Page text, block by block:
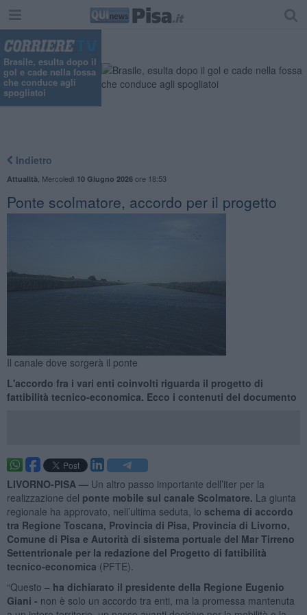
Brasile, esulta dopo il
gol e cade nella fossa
che conduce agli
spogliatoi
Indietro
Attualità Mercoledì 10 Giugno 2026ore 18:53
Ponte scolmatore, accordo per il progetto
Il canale dove sorgerà il ponte
L'accordo fra i vari enti coinvolti riguarda il progetto di
fattibilità tecnico-economica. Ecco i contenuti del documento
LIVORNO-PISA — Un altro passo importante dell’iter per la
realizzazione del ponte mobile sul canale Scolmatore. La giunta
regionale ha approvato, nell’ultima seduta, lo schema di accordo
tra Regione Toscana, Provincia di Pisa, Provincia di Livorno,
Comune di Pisa e Autorità di sistema portuale del Mar Tirreno
Settentrionale per la redazione del Progetto di fattibilità
tecnico-economica (PFTE).
“Questo – ha dichiarato il presidente della Regione Eugenio
Giani - non è solo un accordo tra enti, ma la promessa mantenuta